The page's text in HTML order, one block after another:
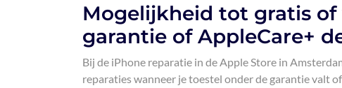
Mogelijkheid tot gratis
garantie of AppleCare+
Bij de iPhone reparatie in de Apple Store in
reparaties wanneer je toestel onder de garantie valt